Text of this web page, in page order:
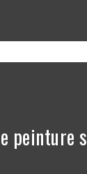
peinture